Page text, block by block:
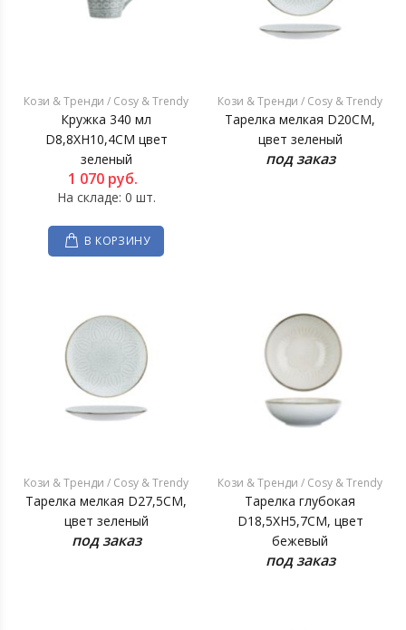
Кози & Тренди / Cosy & Trendy
Кружка 340 мл
D8,8XH10,4CM цвет
зеленый
1 070 руб.
На складе: 0 шт.
В КОРЗИНУ
Кози & Тренди / Cosy & Trendy
Тарелка мелкая D20CM,
цвет зеленый
под заказ
Кози & Тренди / Cosy & Trendy
Тарелка мелкая D27,5CM,
цвет зеленый
под заказ
Кози & Тренди / Cosy & Trendy
Тарелка глубокая
D18,5XH5,7CM, цвет
бежевый
под заказ